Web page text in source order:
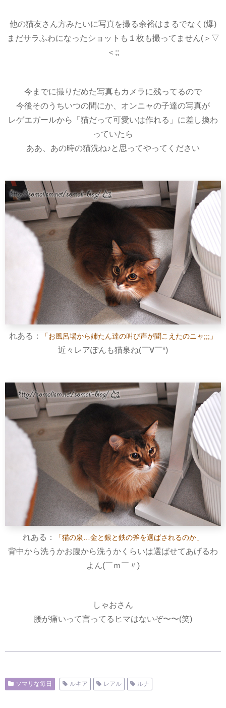
他の猫友さん方みたいに写真を撮る余裕はまるでなく(爆)
まだサラふわになったショットも１枚も撮ってません(＞▽
＜;;
今までに撮りだめた写真もカメラに残ってるので
今後そのうちいつの間にか、オンニャの子達の写真が
レゲエガールから「猫だって可愛いは作れる」に差し換わ
っていたら
ああ、あの時の猫洗ね♪と思ってやってください
れある： 「お風呂場から姉たん達の叫び声が聞こえたのニャ;;;」
近々レアぽんも猫泉ね(￣∀￣*)
れある： 「猫の泉…金と銀と鉄の斧を選ばされるのか」
背中から洗うかお腹から洗うかくらいは選ばせてあげるわ
よん(￣ｍ￣〃)
しゃおさん
腰が痛いって言ってるヒマはないぞ〜〜(笑)
ソマリな毎日 ルキア レアル ルナ